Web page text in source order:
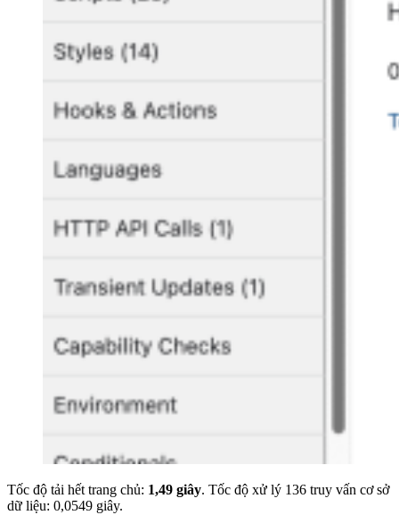
Tốc độ tải hết trang chủ: 1,49 giây. Tốc độ xử lý 136 truy vấn cơ sở
dữ liệu: 0,0549 giây.